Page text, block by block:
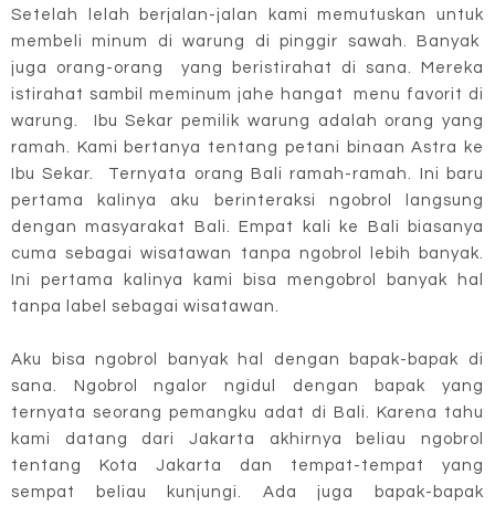
Setelah lelah berjalan-jalan kami memutuskan untuk
membeli minum di warung di pinggir sawah. Banyak
juga orang-orang yang beristirahat di sana. Mereka
istirahat sambil meminum jahe hangat menu favorit di
warung. Ibu Sekar pemilik warung adalah orang yang
ramah. Kami bertanya tentang petani binaan Astra ke
Ibu Sekar. Ternyata orang Bali ramah-ramah. Ini baru
pertama kalinya aku berinteraksi ngobrol langsung
dengan masyarakat Bali. Empat kali ke Bali biasanya
cuma sebagai wisatawan tanpa ngobrol lebih banyak.
Ini pertama kalinya kami bisa mengobrol banyak hal
tanpa label sebagai wisatawan.
Aku bisa ngobrol banyak hal dengan bapak-bapak di
sana. Ngobrol ngalor ngidul dengan bapak yang
ternyata seorang pemangku adat di Bali. Karena tahu
kami datang dari Jakarta akhirnya beliau ngobrol
tentang Kota Jakarta dan tempat-tempat yang
sempat beliau kunjungi. Ada juga bapak-bapak